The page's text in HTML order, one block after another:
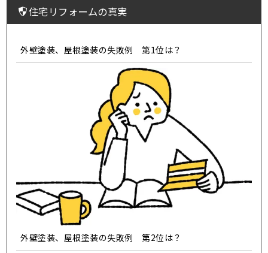
住宅リフォームの真実
外壁塗装、屋根塗装の失敗例 第1位は？
外壁塗装、屋根塗装の失敗例 第2位は？